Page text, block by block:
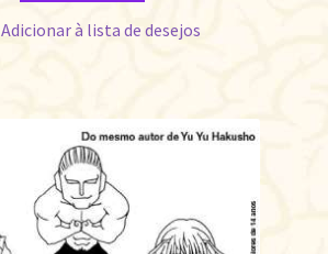
Adicionar à lista de desejos